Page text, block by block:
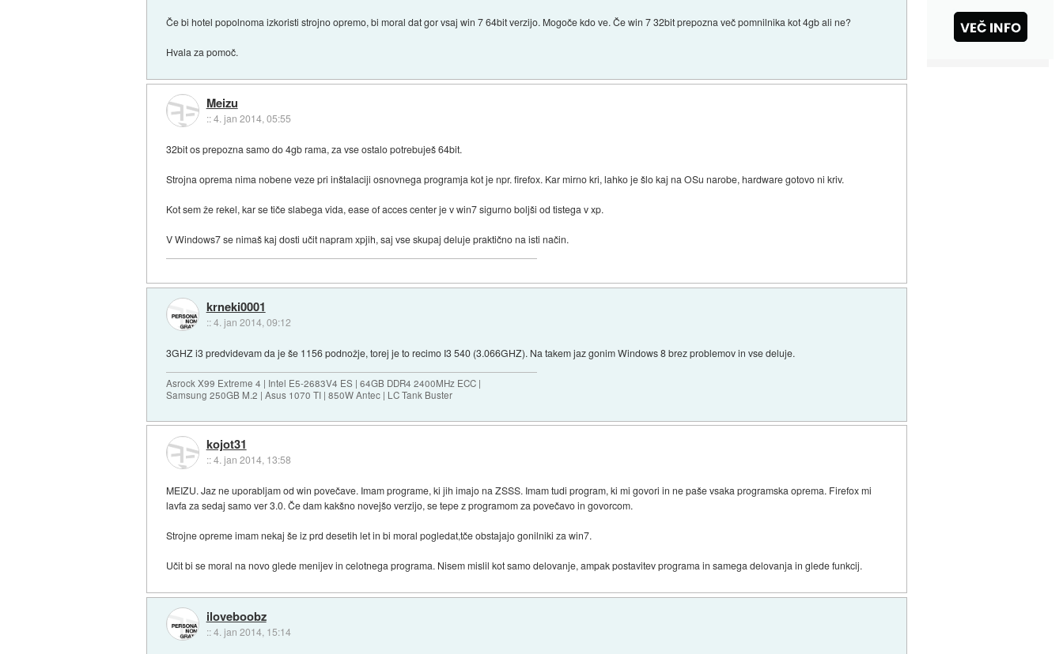
Če bi hotel popolnoma izkoristi strojno opremo, bi moral dat gor vsaj win 7 64bit verzijo. Mogoče kdo ve. Če win 7 32bit prepozna več pomnilnika kot 4gb ali ne?
Hvala za pomoč.
Meizu
::4. jan 2014, 05:55
32bit os prepozna samo do 4gb rama, za vse ostalo potrebuješ 64bit.
Strojna oprema nima nobene veze pri inštalaciji osnovnega programja kot je npr. firefox. Kar mirno kri, lahko je šlo kaj na OSu narobe, hardware gotovo ni kriv.
Kot sem že rekel, kar se tiče slabega vida, ease of acces center je v win7 sigurno boljši od tistega v xp.
V Windows7 se nimaš kaj dosti učit napram xpjih, saj vse skupaj deluje praktično na isti način.
krneki0001
::4. jan 2014, 09:12
3GHZ i3 predvidevam da je še 1156 podnožje, torej je to recimo I3 540 (3.066GHZ). Na takem jaz gonim Windows 8 brez problemov in vse deluje.
Asrock X99 Extreme 4 | Intel E5-2683V4 ES | 64GB DDR4 2400MHz ECC |
Samsung 250GB M.2 | Asus 1070 TI | 850W Antec | LC Tank Buster
kojot31
::4. jan 2014, 13:58
MEIZU. Jaz ne uporabljam od win povečave. Imam programe, ki jih imajo na ZSSS. Imam tudi program, ki mi govori in ne paše vsaka programska oprema. Firefox mi
lavfa za sedaj samo ver 3.0. Če dam kakšno novejšo verzijo, se tepe z programom za povečavo in govorcom.
Strojne opreme imam nekaj še iz prd desetih let in bi moral pogledat,tče obstajajo gonilniki za win7.
Učit bi se moral na novo glede menijev in celotnega programa. Nisem mislil kot samo delovanje, ampak postavitev programa in samega delovanja in glede funkcij.
iloveboobz
::4. jan 2014, 15:14